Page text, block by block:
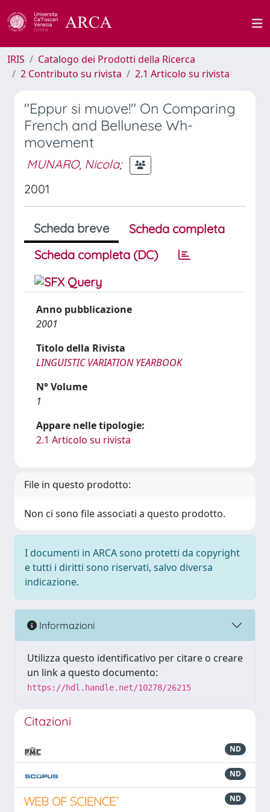
IRIS
Catalogo dei Prodotti della Ricerca
2 Contributo su rivista
2.1 Articolo su rivista
"Eppur si muove!" On Comparing
French and Bellunese Wh-
movement
MUNARO, Nicola;
2001
Scheda breve
Scheda completa
Scheda completa (DC)
Anno pubblicazione
2001
Titolo della Rivista
LINGUISTIC VARIATION YEARBOOK
N° Volume
1
Appare nelle tipologie:
2.1 Articolo su rivista
File in questo prodotto:
Non ci sono file associati a questo prodotto.
I documenti in ARCA sono protetti da copyright
e tutti i diritti sono riservati, salvo diversa
indicazione.
Informazioni
Utilizza questo identificativo per citare o creare
un link a questo documento:
https://hdl.handle.net/10278/26215
Citazioni
ND
ND
ND